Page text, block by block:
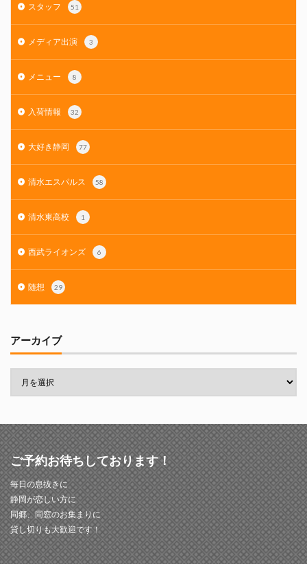
スタッフ 51
メディア出演 3
メニュー 8
入荷情報 32
大好き静岡 77
清水エスパルス 58
清水東高校 1
西武ライオンズ 6
随想 29
アーカイブ
ご予約お待ちしております！
毎日の息抜きに
静岡が恋しい方に
同郷、同窓のお集まりに
貸し切りも大歓迎です！